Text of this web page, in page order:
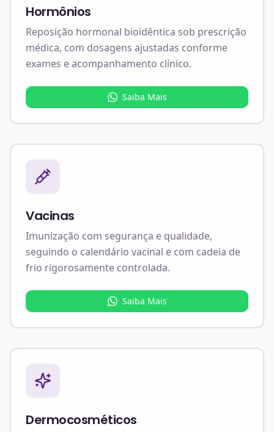
Hormônios
Reposição hormonal bioidêntica sob prescrição
médica, com dosagens ajustadas conforme
exames e acompanhamento clínico.
Saiba Mais
Vacinas
Imunização com segurança e qualidade,
seguindo o calendário vacinal e com cadeia de
frio rigorosamente controlada.
Saiba Mais
Dermocosméticos